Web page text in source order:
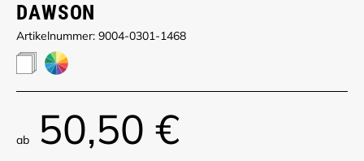
DAWSON
Artikelnummer: 9004-0301-1468
ab 50,50 €